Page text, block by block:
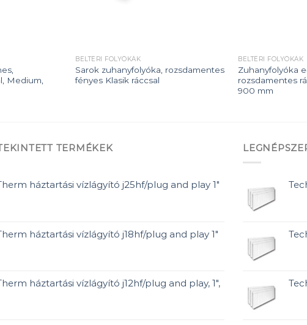
Medium,
BELTÉRI FOLYÓKÁK
Sarok zuhanyfolyóka, rozsdamentes
fényes Klasik ráccsal
BELTÉRI FOLYÓKÁK
Zuhanyfolyóka
rozsdamentes
900 mm
TERMÉKEK
háztartási vízlágyító j25hf/plug and play 1"
háztartási vízlágyító j18hf/plug and play 1"
háztartási vízlágyító j12hf/plug and play, 1",